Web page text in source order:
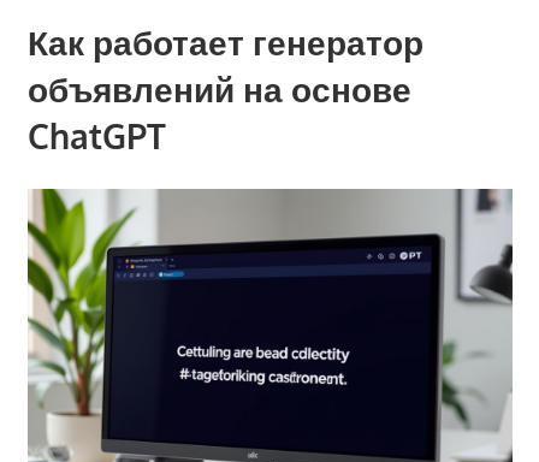
Как работает генератор
объявлений на основе
ChatGPT